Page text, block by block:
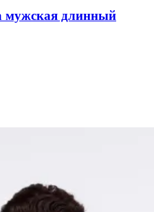
мужская длинный